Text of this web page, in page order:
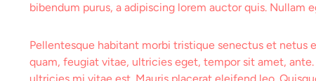
bibendum purus, a adipiscing lorem auctor quis. Nullam
Pellentesque habitant morbi tristique senectus et netus
quam, feugiat vitae, ultricies eget, tempor sit amet,